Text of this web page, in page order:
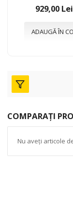
929,00 Lei
ADAUGĂ ÎN
COMPARAȚI
Nu aveți articole